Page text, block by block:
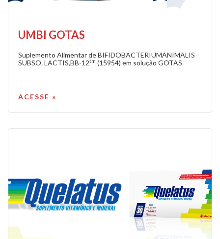
UMBI GOTAS
Suplemento Alimentar de BIFIDOBACTERIUMANIMALIS
SUBSO. LACTIS,BB-12tm (15954) em solução GOTAS
ACESSE »